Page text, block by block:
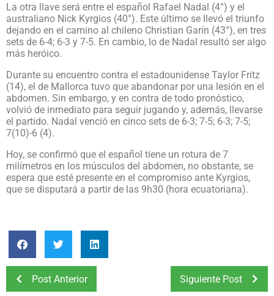
La otra llave será entre el español Rafael Nadal (4°) y el
australiano Nick Kyrgios (40°). Este último se llevó el triunfo
dejando en el camino al chileno Christian Garín (43°), en tres
sets de 6-4; 6-3 y 7-5. En cambio, lo de Nadal resultó ser algo
más heróico.
Durante su encuentro contra el estadounidense Taylor Fritz
(14), el de Mallorca tuvo que abandonar por una lesión en el
abdomen. Sin embargo, y en contra de todo pronóstico,
volvió de inmediato para seguir jugando y, además, llevarse
el partido. Nadal venció en cinco sets de 6-3; 7-5; 6-3; 7-5;
7(10)-6 (4).
Hoy, se confirmó que el español tiene un rotura de 7
milímetros en los músculos del abdomen, no obstante, se
espera que esté presente en el compromiso ante Kyrgios,
que se disputará a partir de las 9h30 (hora ecuatoriana).
Post Anterior Siguiente Post